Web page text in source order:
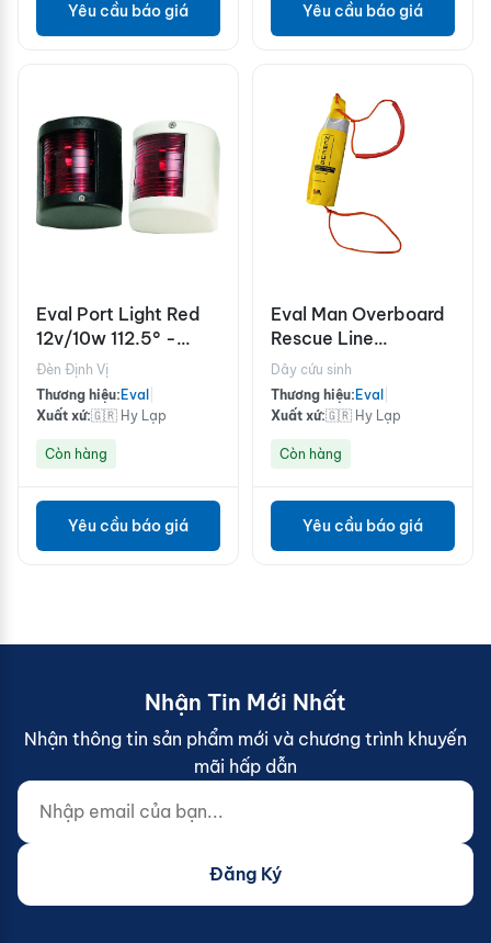
Yêu cầu báo giá Yêu cầu báo giá
Eval Port Light Red
12v/10w 112.5° -
White
Đèn Định Vị
Thương hiệu: Eval
Xuất xứ:🇬🇷 Hy Lạp
Còn hàng
Yêu cầu báo giá
Eval Man Overboard
Rescue Line
"NEREUS"
Dây cứu sinh
Thương hiệu: Eval
Xuất xứ:🇬🇷 Hy Lạp
Còn hàng
Yêu cầu báo giá
Nhận Tin Mới Nhất
Nhận thông tin sản phẩm mới và chương trình khuyến
mãi hấp dẫn
Nhập email của bạn...
Website (do not fill)
Đăng Ký